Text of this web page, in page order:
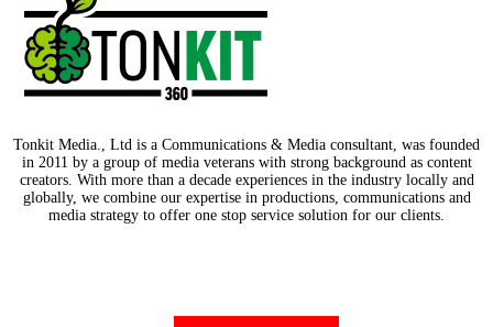
Tonkit Media., Ltd is a Communications & Media consultant, was founded
in 2011 by a group of media veterans with strong background as content
creators. With more than a decade experiences in the industry locally and
globally, we combine our expertise in productions, communications and
media strategy to offer one stop service solution for our clients.